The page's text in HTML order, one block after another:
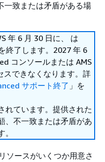
一致または矛盾がある場
年 6 月 30 日に、 は
終了します。2027 年 6
コンソールまたは AMS
できなくなります。詳
サポート終了 」を
れています。提供された
、不一致または矛盾があ
ソースがいくつか用意さ